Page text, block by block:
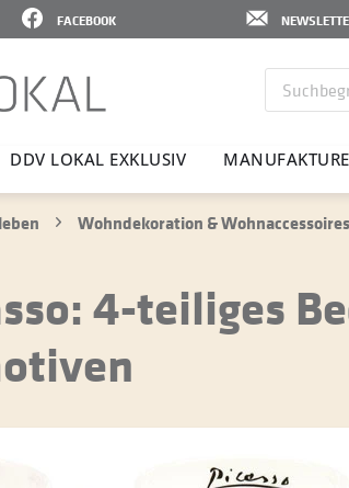
FACEBOOK
DDV LOKAL EXKLUSIV
Wohndekoration & Wohnaccessoires
4-teiliges